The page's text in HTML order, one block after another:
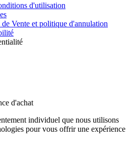
d'utilisation
Vente et politique d'annulation
d'achat
individuel que nous utilisons
pour vous offrir une expérience